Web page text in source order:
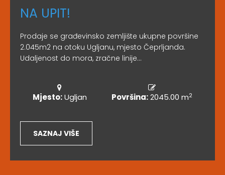
NA UPIT!
Prodaje se građevinsko zemljište ukupne površine
2.045m2 na otoku Ugljanu, mjesto Čeprljanda.
Udaljenost do mora, zračne linije...
Mjesto:Ugljan Površina:2045.00 m2
SAZNAJ VIŠE